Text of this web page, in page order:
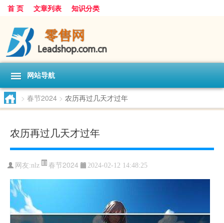
首 页 文章列表 知识分类
网站导航
> 春节2024 > 农历再过几天才过年
农历再过几天才过年
网友:nlz 春节2024 2024-02-12 14:48:25